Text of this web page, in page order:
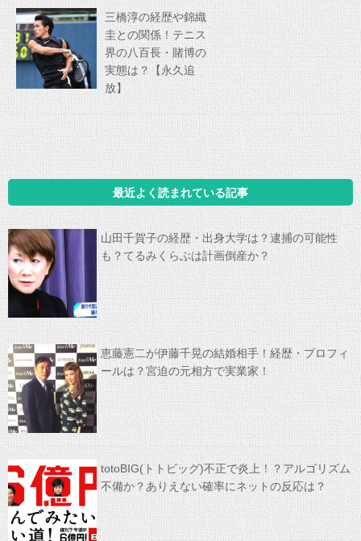
三橋淳の経歴や錦織
圭との関係！テニス
界の八百長・賭博の
実態は？【永久追
放】
最近よく読まれている記事
山田千賀子の経歴・出身大学は？逮捕の可能性
も？てるみくらぶは計画倒産か？
恵藤憲二が伊藤千晃の結婚相手！経歴・プロフィ
ールは？宮迫の元相方で実業家！
totoBIG(トトビッグ)不正で炎上！？アルゴリズム
不備か？ありえない確率にネットの反応は？